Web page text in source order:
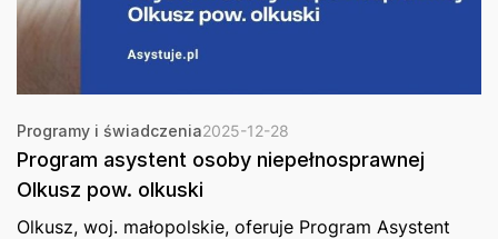
Programy i świadczenia2025-12-28
Program asystent osoby niepełnosprawnej
Olkusz pow. olkuski
Olkusz, woj. małopolskie, oferuje Program Asystent